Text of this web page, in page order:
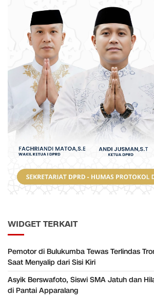
WIDGET TERKAIT
Pemotor di Bulukumba Tewas Terlindas
Saat Menyalip dari Sisi Kiri
Asyik Berswafoto, Siswi SMA Jatuh dan
di Pantai Apparalang